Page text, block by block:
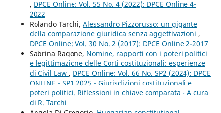
, DPCE Online: Vol. 55 No. 4 (2022): DPCE Online 4-
2022
Rolando Tarchi, Alessandro Pizzorusso: un gigante
della comparazione giuridica senza aggettivazioni ,
DPCE Online: Vol. 30 No. 2 (2017): DPCE Online 2-2017
Sabrina Ragone, Nomine, rapporti con i poteri politici
e legittimazione delle Corti costituzionali: esperienze
di Civil Law , DPCE Online: Vol. 66 No. SP2 (2024): DPCE
ONLINE - SP1 2025 - Giurisdizioni costituzionali e
poteri politici. Riflessioni in chiave comparata - A cura
di R. Tarchi